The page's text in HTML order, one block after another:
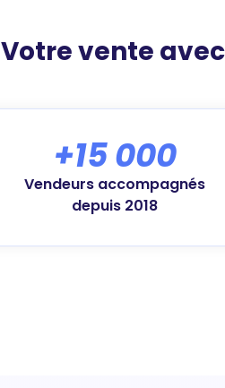
Votre vente
+15 000
Vendeurs accompagnés
depuis 2018